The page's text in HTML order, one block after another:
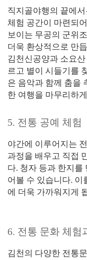
직지골야행의 끝에
체험 공간이 마련되
보이는 무공의 군위
더욱 환상적으로 만
김천신공양과 소요
르고 별이 시들기를
은 음악과 함께 춤을
한 여행을 마무리하
5. 전통 공예 체험
야간에 이루어지는
과정을 배우고 직접
다. 청자 등과 한지를
어볼 수 있습니다. 이
에 더욱 가까워지게
6. 전통 문화 체험
김천의 다양한 전통